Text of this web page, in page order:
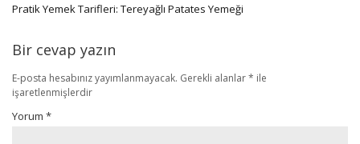
Pratik Yemek Tarifleri: Tereyağlı Patates Yemeği
Bir cevap yazın
E-posta hesabınız yayımlanmayacak. Gerekli alanlar* ile
işaretlenmişlerdir
Yorum *